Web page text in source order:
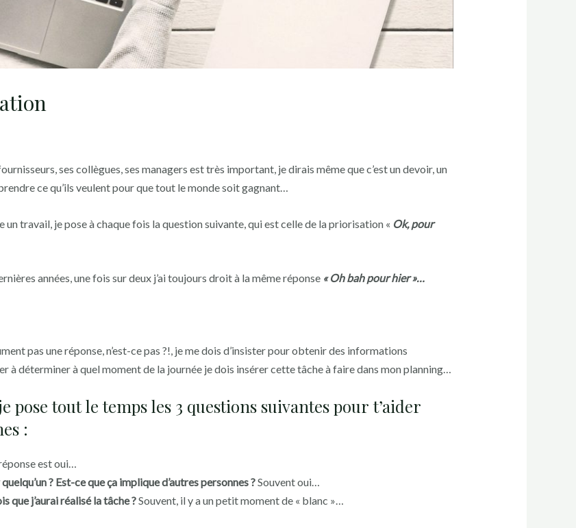
ses collègues, ses managers est très important, je dirais même que c’est un devoir, un
ce qu’ils veulent pour que tout le monde soit gagnant…
un travail, je pose à chaque fois la question suivante, qui est celle de la priorisation « Ok, pour
années, une fois sur deux j’ai toujours droit à la même réponse « Oh bah pour hier »…
pas une réponse, n’est-ce pas ?!, je me dois d’insister pour obtenir des informations
déterminer à quel moment de la journée je dois insérer cette tâche à faire dans mon planning…
pose tout le temps les 3 questions suivantes pour t’aider
:
est oui…
? Est-ce que ça implique d’autres personnes ?Souvent oui…
que j’aurai réalisé la tâche ?Souvent, il y a un petit moment de « blanc »…